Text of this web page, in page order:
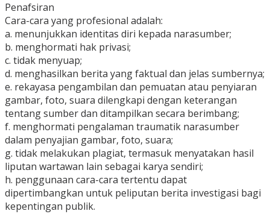
Penafsiran
Cara-cara yang profesional adalah:
a. menunjukkan identitas diri kepada narasumber;
b. menghormati hak privasi;
c. tidak menyuap;
d. menghasilkan berita yang faktual dan jelas sumbernya;
e. rekayasa pengambilan dan pemuatan atau penyiaran
gambar, foto, suara dilengkapi dengan keterangan
tentang sumber dan ditampilkan secara berimbang;
f. menghormati pengalaman traumatik narasumber
dalam penyajian gambar, foto, suara;
g. tidak melakukan plagiat, termasuk menyatakan hasil
liputan wartawan lain sebagai karya sendiri;
h. penggunaan cara-cara tertentu dapat
dipertimbangkan untuk peliputan berita investigasi bagi
kepentingan publik.